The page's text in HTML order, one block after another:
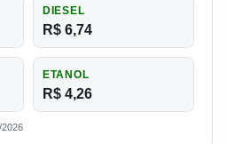
DIESEL
R$ 6,74
ETANOL
R$ 4,26
2026